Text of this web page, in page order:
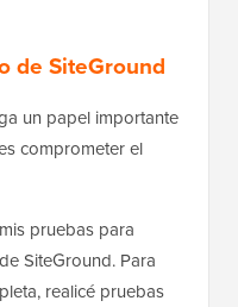
de SiteGround
un papel importante
comprometer el
pruebas para
SiteGround. Para
realicé pruebas